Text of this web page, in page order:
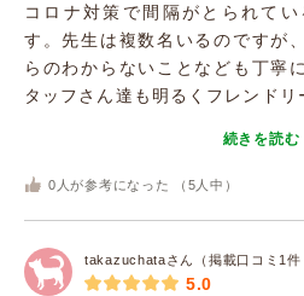
コロナ対策で間隔がとられて
す。先生は複数名いるのですが
らのわからないことなども丁寧
タッフさん達も明るくフレンドリ
続きを読む
0 人が参考になった （ 5 人中）
takazuchataさん（掲載口コミ1件
5.0